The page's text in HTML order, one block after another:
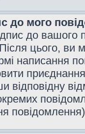
до мого
до вашого
цього, ви
написання
відповідну